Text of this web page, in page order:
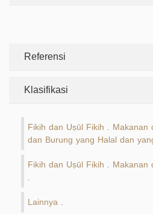
Referensi
Klasifikasi
Fikih dan Uṣūl Fikih Makanan
dan Burung yang Halal dan
Fikih dan Uṣūl Fikih Makanan
Lainnya